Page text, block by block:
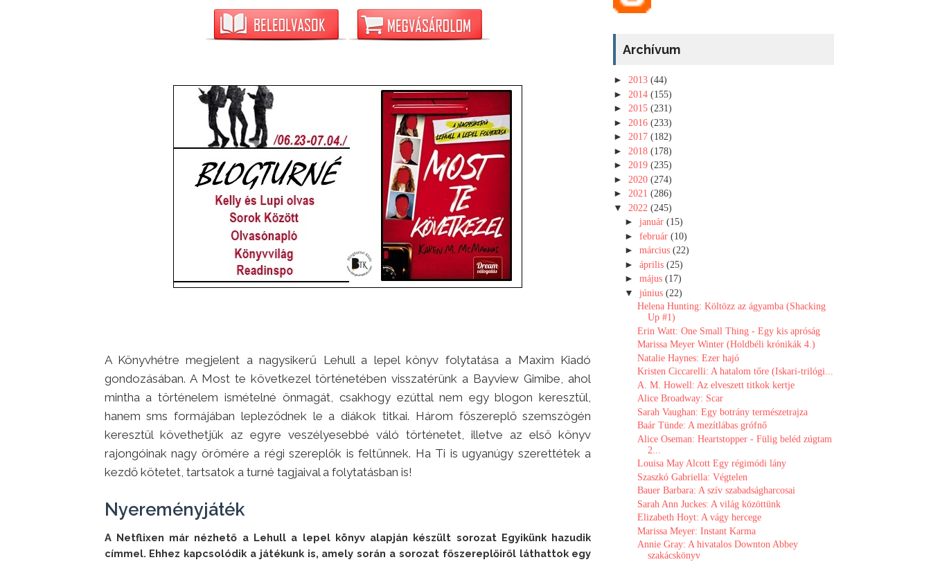
A Könyvhétre megjelent a nagysikerű Lehull a lepel könyv folytatása a Maxim Kiadó
gondozásában. A Most te következel történetében visszatérünk a Bayview Gimibe, ahol
mintha a történelem ismételné önmagát, csakhogy ezúttal nem egy blogon keresztül,
hanem sms formájában lepleződnek le a diákok titkai. Három főszereplő szemszögén
keresztül követhetjük az egyre veszélyesebbé váló történetet, illetve az első könyv
rajongóinak nagy örömére a régi szereplők is feltűnnek. Ha Ti is ugyanúgy szerettétek a
kezdő kötetet, tartsatok a turné tagjaival a folytatásban is!
Nyereményjáték
A Netflixen már nézhető a Lehull a lepel könyv alapján készült sorozat Egyikünk hazudik
címmel. Ehhez kapcsolódik a játékunk is, amely során a sorozat főszereplőiről láthattok egy
Archívum
► 2013 (44)
► 2014 (155)
► 2015 (231)
► 2016 (233)
► 2017 (182)
► 2018 (178)
► 2019 (235)
► 2020 (274)
► 2021 (286)
▼ 2022 (245)
►január(15)
►február(10)
►március(22)
►április(25)
►május(17)
▼ június(22)
Helena Hunting: Költözz az ágyamba (Shacking
Up #1)
Erin Watt: One Small Thing - Egy kis apróság
Marissa Meyer Winter (Holdbéli krónikák 4.)
Natalie Haynes: Ezer ​hajó
Kristen Ciccarelli: A hatalom tőre (Iskari-trilógi...
A. M. Howell: ​Az ​elveszett titkok kertje
Alice Broadway: Scar
Sarah Vaughan: Egy botrány természetrajza
Baár Tünde: A ​mezítlábas grófnő
Alice Oseman: Heartstopper ​- Fülig beléd zúgtam
2...
Louisa May Alcott Egy ​régimódi lány
Szaszkó Gabriella: Végtelen
Bauer Barbara: A szív szabadságharcosai
Sarah Ann Juckes: A ​világ közöttünk
Elizabeth Hoyt: A vágy hercege
Marissa Meyer: Instant ​Karma
Annie Gray: A ​hivatalos Downton Abbey
szakácskönyv